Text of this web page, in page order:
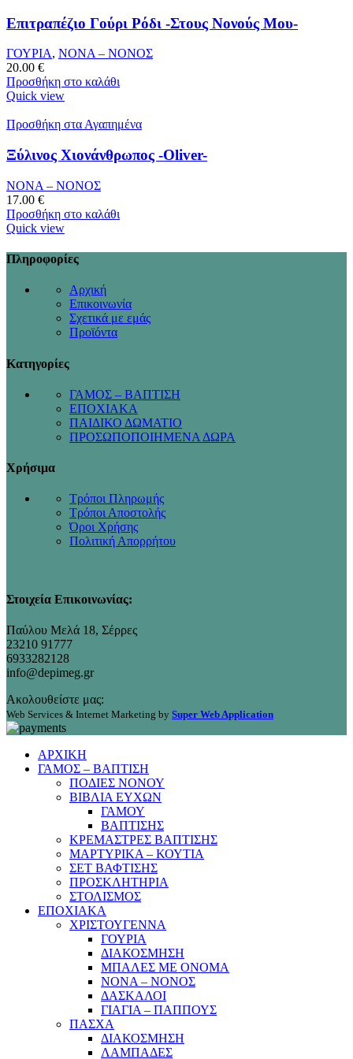
Επιτραπέζιο Γούρι Ρόδι -Στους Νονούς Μου-
ΓΟΥΡΙΑ, ΝΟΝΑ – ΝΟΝΟΣ
20.00 €
Προσθήκη στο καλάθι
Quick view
Προσθήκη στα Αγαπημένα
Ξύλινος Χιονάνθρωπος -Oliver-
ΝΟΝΑ – ΝΟΝΟΣ
17.00 €
Προσθήκη στο καλάθι
Quick view
Πληροφορίες
Αρχική
Επικοινωνία
Σχετικά με εμάς
Προϊόντα
Κατηγορίες
ΓΑΜΟΣ – ΒΑΠΤΙΣΗ
ΕΠΟΧΙΑΚΑ
ΠΑΙΔΙΚΟ ΔΩΜΑΤΙΟ
ΠΡΟΣΩΠΟΠΟΙΗΜΕΝΑ ΔΩΡΑ
Χρήσιμα
Τρόποι Πληρωμής
Τρόποι Αποστολής
Όροι Χρήσης
Πολιτική Απορρήτου
Στοιχεία Επικοινωνίας:
Παύλου Μελά 18, Σέρρες
23210 91777
6933282128
info@depimeg.gr
Ακολουθείστε μας:
Web Services & Internet Marketing by Super Web Application
ΑΡΧΙΚΗ
ΓΑΜΟΣ – ΒΑΠΤΙΣΗ
ΠΟΔΙΕΣ ΝΟΝΟΥ
ΒΙΒΛΙΑ ΕΥΧΩΝ
ΓΑΜΟΥ
ΒΑΠΤΙΣΗΣ
ΚΡΕΜΑΣΤΡΕΣ ΒΑΠΤΙΣΗΣ
ΜΑΡΤΥΡΙΚΑ – ΚΟΥΤΙΑ
ΣΕΤ ΒΑΦΤΙΣΗΣ
ΠΡΟΣΚΛΗΤΗΡΙΑ
ΣΤΟΛΙΣΜΟΣ
ΕΠΟΧΙΑΚΑ
ΧΡΙΣΤΟΥΓΕΝΝΑ
ΓΟΥΡΙΑ
ΔΙΑΚΟΣΜΗΣΗ
ΜΠΑΛΕΣ ΜΕ ΟΝΟΜΑ
ΝΟΝΑ – ΝΟΝΟΣ
ΔΑΣΚΑΛΟΙ
ΓΙΑΓΙΑ – ΠΑΠΠΟΥΣ
ΠΑΣΧΑ
ΔΙΑΚΟΣΜΗΣΗ
ΛΑΜΠΑΔΕΣ